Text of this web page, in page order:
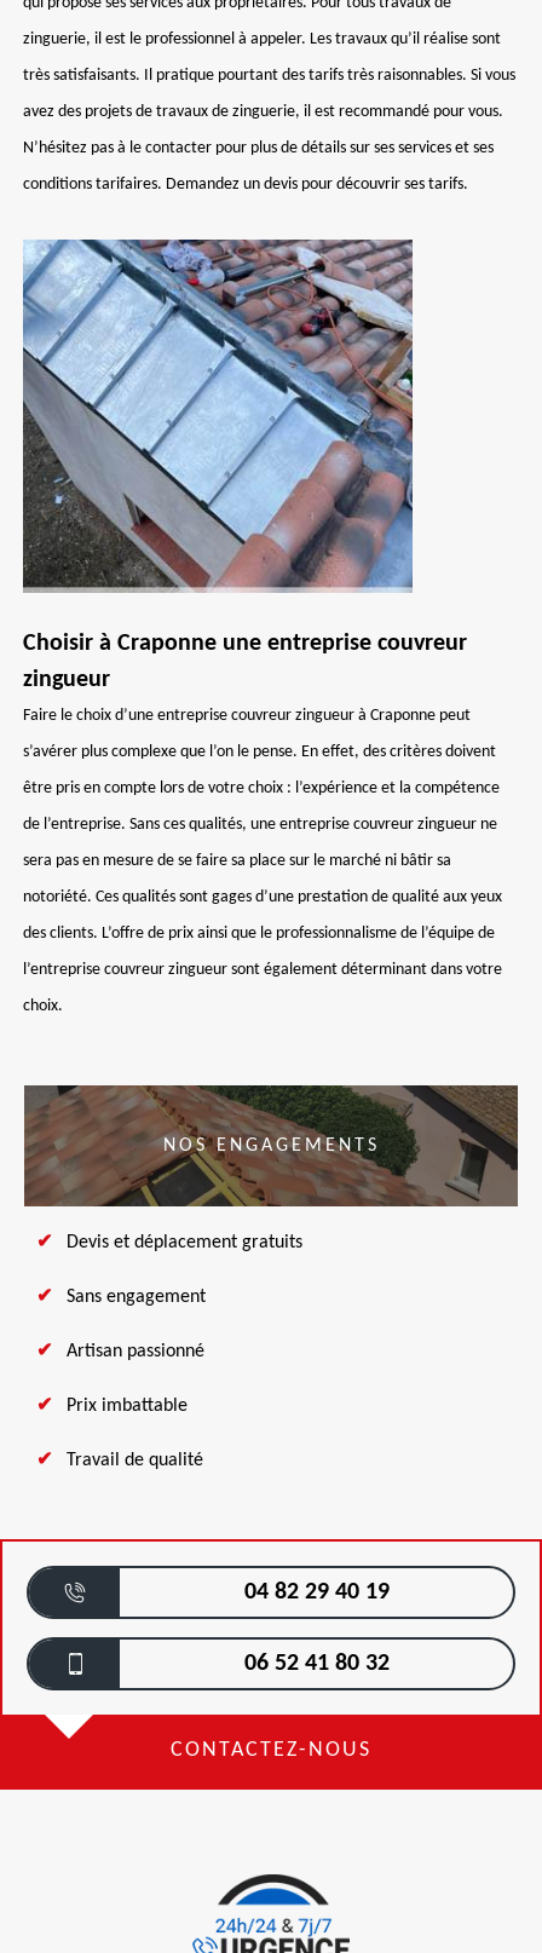
zinguerie, il est le professionnel à appeler. Les travaux qu’il réalise sont
très satisfaisants. Il pratique pourtant des tarifs très raisonnables. Si vous
avez des projets de travaux de zinguerie, il est recommandé pour vous.
N’hésitez pas à le contacter pour plus de détails sur ses services et ses
conditions tarifaires. Demandez un devis pour découvrir ses tarifs.
Choisir à Craponne une entreprise couvreur
zingueur
Faire le choix d’une entreprise couvreur zingueur à Craponne peut
s’avérer plus complexe que l’on le pense. En effet, des critères doivent
être pris en compte lors de votre choix : l’expérience et la compétence
de l’entreprise. Sans ces qualités, une entreprise couvreur zingueur ne
sera pas en mesure de se faire sa place sur le marché ni bâtir sa
notoriété. Ces qualités sont gages d’une prestation de qualité aux yeux
des clients. L’offre de prix ainsi que le professionnalisme de l’équipe de
l’entreprise couvreur zingueur sont également déterminant dans votre
choix.
NOS ENGAGEMENTS
Devis et déplacement gratuits
Sans engagement
Artisan passionné
Prix imbattable
Travail de qualité
04 82 29 40 19
06 52 41 80 32
CONTACTEZ-NOUS